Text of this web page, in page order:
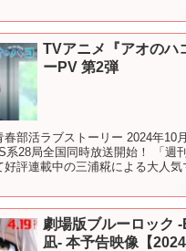
TVアニメ『アオのハ
ーPV 第2弾
部活ラブストーリー 2024年10
系28局全国同時放送開始！ 「週
好評連載中の三浦糀による大人気
劇場版ブルーロック
凪- 本予告映像【